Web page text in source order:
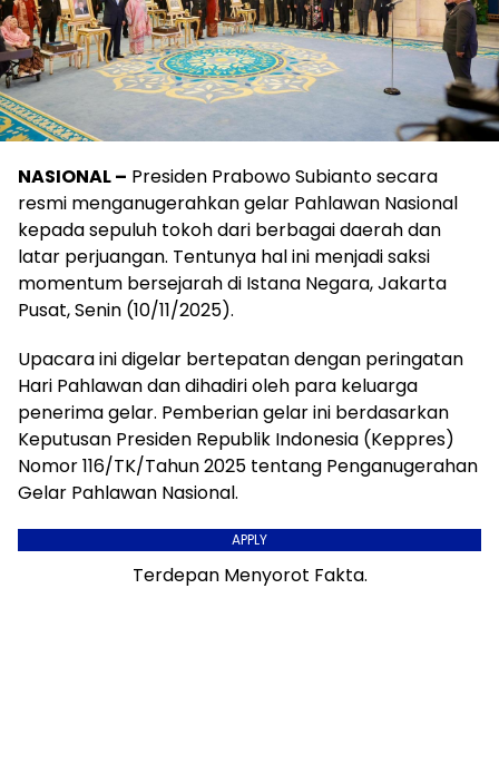
NASIONAL – Presiden Prabowo Subianto secara
resmi menganugerahkan gelar Pahlawan Nasional
kepada sepuluh tokoh dari berbagai daerah dan
latar perjuangan. Tentunya hal ini menjadi saksi
momentum bersejarah di Istana Negara, Jakarta
Pusat, Senin (10/11/2025).
Upacara ini digelar bertepatan dengan peringatan
Hari Pahlawan dan dihadiri oleh para keluarga
penerima gelar. Pemberian gelar ini berdasarkan
Keputusan Presiden Republik Indonesia (Keppres)
Nomor 116/TK/Tahun 2025 tentang Penganugerahan
Gelar Pahlawan Nasional.
APPLY
Terdepan Menyorot Fakta.